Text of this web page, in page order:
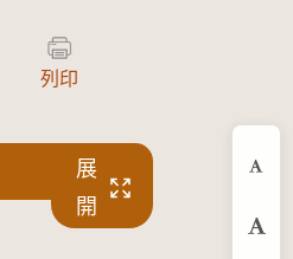
列印
展
開